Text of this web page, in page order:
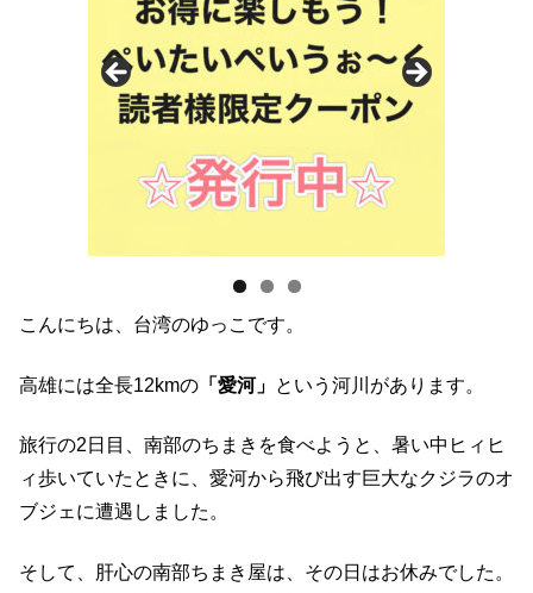
こんにちは、台湾のゆっこです。
高雄には全長12kmの 「愛河」 という河川があります。
旅行の2日目、南部のちまきを食べようと、暑い中ヒィヒ
ィ歩いていたときに、愛河から飛び出す巨大なクジラのオ
ブジェに遭遇しました。
そして、肝心の南部ちまき屋は、その日はお休みでした。